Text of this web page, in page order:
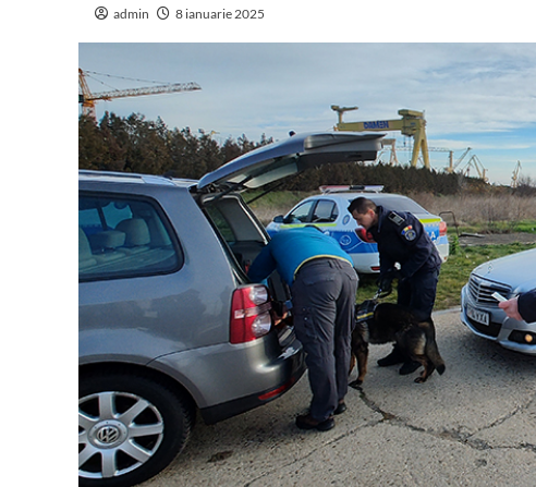
admin 8 ianuarie 2025